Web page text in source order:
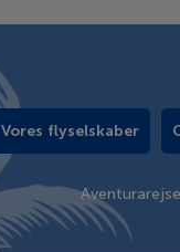
Vores flyselskaber